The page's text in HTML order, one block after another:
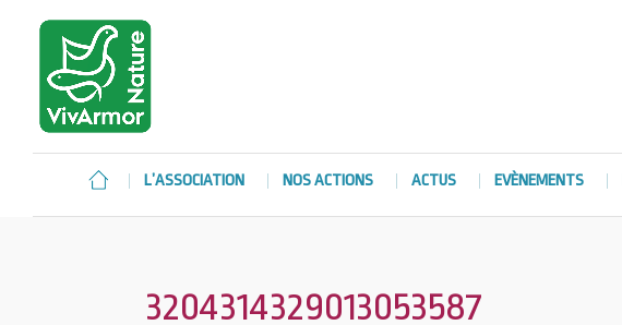
L’ASSOCIATION NOS ACTIONS ACTUS EVÈNEMENTS
3204314329013053587